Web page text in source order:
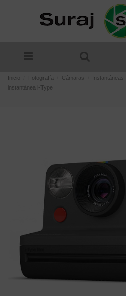
Inicio Fotografía Cámaras Instantáneas
instantánea i-Type